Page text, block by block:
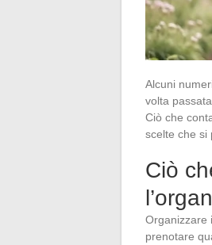
Alcuni
volta
Ciò che
scelte che si
Ciò
Organizzare
prenotare